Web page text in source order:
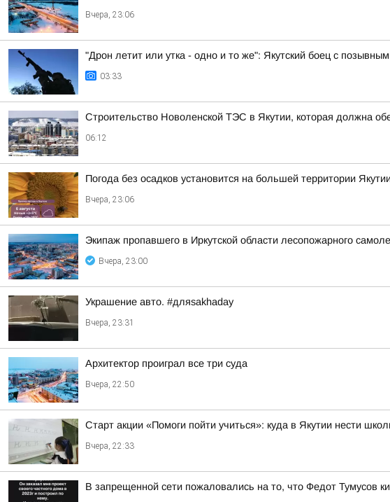
Вчера, 23:06
"Дрон летит или утка - одно и то же": Якутский боец с
03:33
Строительство Новоленской ТЭС в Якутии, которая должна
06:12
Погода без осадков установится на большей территории
Вчера, 23:06
Экипаж пропавшего в Иркутской области лесопожарного
Вчера, 23:00
Украшение авто. #дляsakhaday
Вчера, 23:31
Архитектор проиграл все три суда
Вчера, 22:50
Старт акции «Помоги пойти учиться»: куда в Якутии нести
Вчера, 22:33
В запрещенной сети пожаловались на то, что Федот Тумусов